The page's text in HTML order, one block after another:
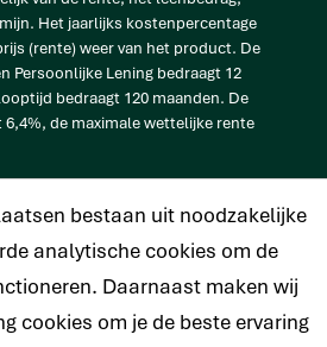
Het jaarlijks kostenpercentage
(rente) weer van het product. De
Persoonlijke Lening bedraagt 12
bedraagt 120 maanden. De
de maximale wettelijke rente
van een looptijd van 120 maanden met
en een rentetarief van 6,4%.
bestaan uit noodzakelijke
analytische cookies om de
Daarnaast maken wij
cookies om je de beste ervaring